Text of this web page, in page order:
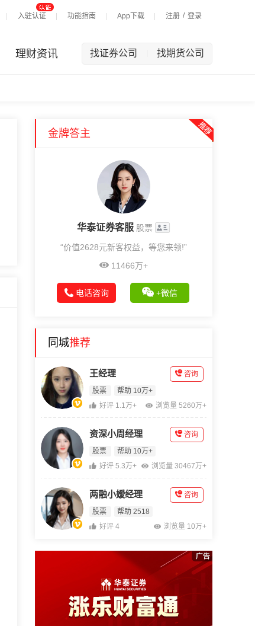
入驻认证 功能指南 App下载 注册 / 登录
理财资讯 找证券公司 找期货公司
金牌答主
华泰证券客服 股票
“价值2628元新客权益，等您来领!”
11466万+
电话咨询 +微信
同城推荐
王经理
股票 帮助 10万+
咨询
好评 1.1万+ 浏览量 5260万+
资深小周经理
股票 帮助 10万+
咨询
好评 5.3万+ 浏览量 30467万+
两融小嫒经理
股票 帮助 2518
咨询
好评 4 浏览量 10万+